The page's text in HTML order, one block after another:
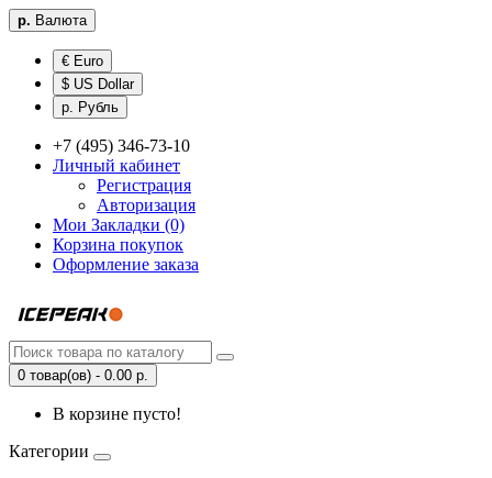
р. Валюта
€ Euro
$ US Dollar
р. Рубль
+7 (495) 346-73-10
Личный кабинет
Регистрация
Авторизация
Мои Закладки (0)
Корзина покупок
Оформление заказа
0 товар(ов) - 0.00 р.
В корзине пусто!
Категории